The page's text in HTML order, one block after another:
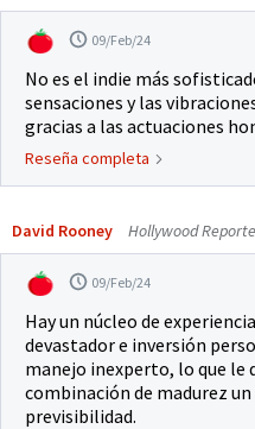
09/Feb/24
No es el indie más
sensaciones y las
gracias a las actuaciones
Reseña completa
David Rooney Hollywood
09/Feb/24
Hay un núcleo de
devastador e inversión
manejo inexperto, lo que le
combinación de madurez
previsibilidad.